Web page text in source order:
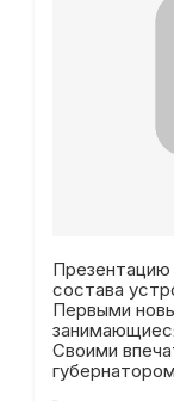
Презентацию
состава
Первыми
Своими